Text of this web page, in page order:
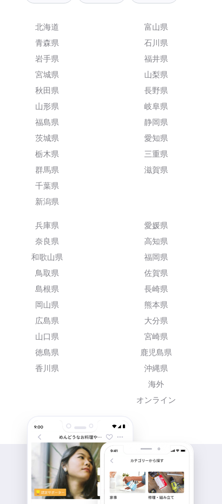
北海道
青森県
岩手県
宮城県
秋田県
山形県
福島県
茨城県
栃木県
群馬県
千葉県
新潟県
富山県
石川県
福井県
山梨県
長野県
岐阜県
静岡県
愛知県
三重県
滋賀県
兵庫県
奈良県
和歌山県
鳥取県
島根県
岡山県
広島県
山口県
徳島県
香川県
愛媛県
高知県
福岡県
佐賀県
長崎県
熊本県
大分県
宮崎県
鹿児島県
沖縄県
海外
オンライン